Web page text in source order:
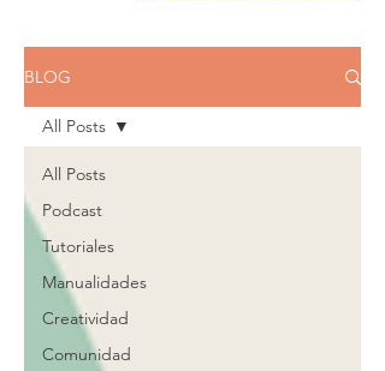
BLOG
All Posts
Podcast
Tutoriales
Manualidades
Creatividad
Comunidad
All Posts